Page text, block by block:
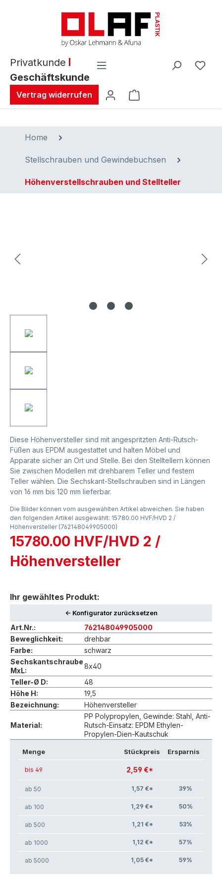
Privatkunde
Geschäftskunde
Vertrag widerrufen Warenkorb enthält
Home
Stellschrauben und Gewindebuchsen
Höhenverstellschrauben und Stellteller
Diese Höhenversteller sind mit angespritzten Anti-Rutsch-
Füßen aus EPDM ausgestattet und halten Möbel und
Apparate sicher an Ort und Stelle. Bei den Stelltellern können
Sie zwischen Modellen mit drehbarem Teller und festem
Teller wählen. Die Sechskant-Stellschrauben sind in Längen
von 16 mm bis 120 mm lieferbar.
Die Bilder können vom ausgewählten Artikel abweichen. Sie haben
den folgenden Artikel ausgewählt: 15780.00 HVF/HVD 2 /
Höhenversteller (762148049905000)
15780.00 HVF/HVD 2 /
Höhenversteller
Ihr gewähltes Produkt:
<- Konfigurator zurücksetzen
Art.Nr.:
762148049905000
Beweglichkeit:
drehbar
Farbe:
schwarz
Sechskantschraube
MxL:
8x40
Teller-Ø D:
48
Höhe H:
19,5
Bezeichnung:
Höhenversteller
Material:
PP Polypropylen, Gewinde: Stahl, Anti-
Rutsch-Einsatz: EPDM Ethylen-
Propylen-Dien-Kautschuk
Menge Stückpreis Ersparnis
bis 49 2,59 €*
ab 50 1,57 €* 39%
ab 100 1,29 €* 50%
ab 500 1,21 €* 53%
ab 1000 1,12 €* 57%
ab 5000 1,05 €* 59%